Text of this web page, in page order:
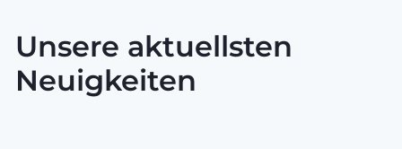
Unsere aktuellsten
Neuigkeiten